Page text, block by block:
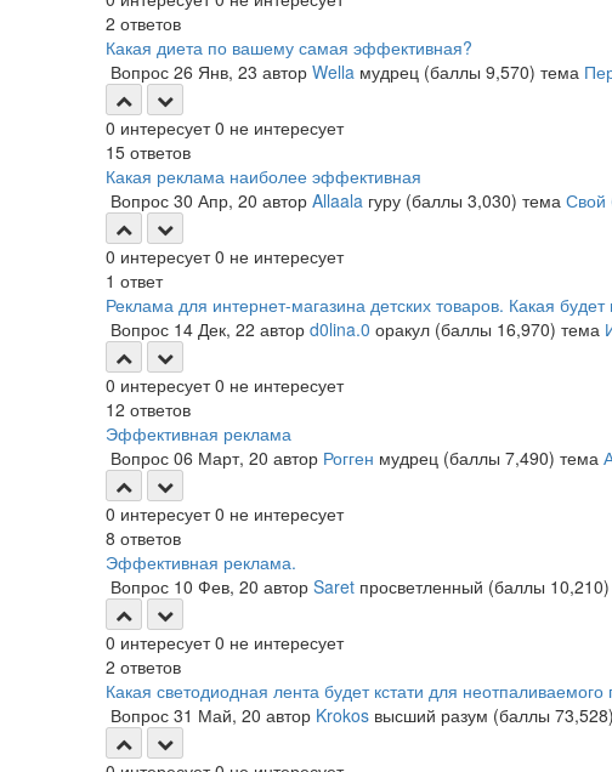
2 ответов
Какая диета по вашему самая эффективная?
Вопрос 26 Янв, 23 автор Wella мудрец (баллы 9,570) тема
0 интересует 0 не интересует
15 ответов
Какая реклама наиболее эффективная
Вопрос 30 Апр, 20 автор Allaala гуру (баллы 3,030) тема Свой
0 интересует 0 не интересует
1 ответ
Реклама для интернет-магазина детских товаров. Какая
Вопрос 14 Дек, 22 автор d0lina.0 оракул (баллы 16,970) тема
0 интересует 0 не интересует
12 ответов
Эффективная реклама
Вопрос 06 Март, 20 автор Рогген мудрец (баллы 7,490) тема
0 интересует 0 не интересует
8 ответов
Эффективная реклама.
Вопрос 10 Фев, 20 автор Saret просветленный (баллы 10,210)
0 интересует 0 не интересует
2 ответов
Какая светодиодная лента будет кстати для
Вопрос 31 Май, 20 автор Krokos высший разум (баллы 73,528)